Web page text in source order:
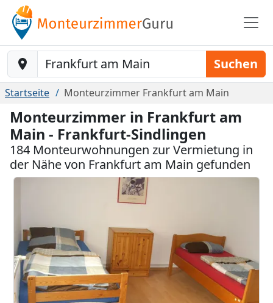
Baustelle-Location Suchen
Startseite Monteurzimmer Frankfurt am Main
Monteurzimmer in Frankfurt am
Main - Frankfurt-Sindlingen
184 Monteurwohnungen zur Vermietung in
der Nähe von Frankfurt am Main gefunden